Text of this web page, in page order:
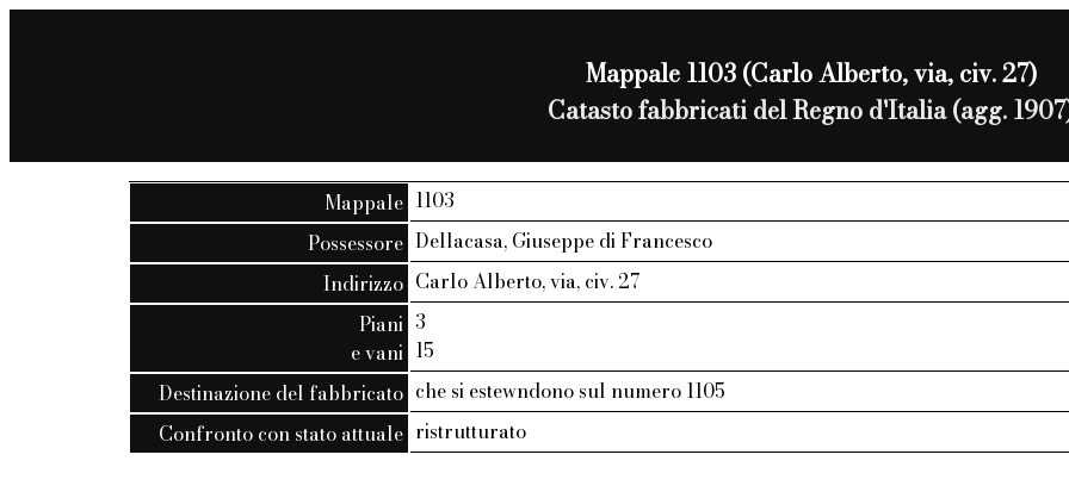
Mappale 1103 (Carlo Alberto, via, civ. 27)
Catasto fabbricati del Regno d'Italia (agg.
Mappale 1103
Possessore Dellacasa, Giuseppe di Francesco
Indirizzo Carlo Alberto, via, civ. 27
Piani
e vani
3
15
Destinazione del fabbricato che si estewndono sul numero 1105
Confronto con stato attuale ristrutturato